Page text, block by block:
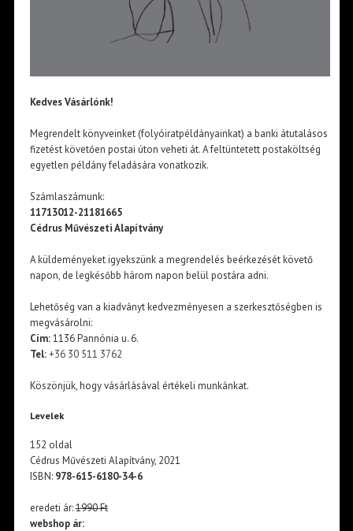
Kedves Vásárlónk!
Megrendelt könyveinket (folyóiratpéldányainkat) a banki átutalásos
fizetést követően postai úton veheti át. A feltüntetett postaköltség
egyetlen példány feladására vonatkozik.
Számlaszámunk:
11713012-21181665
Cédrus Művészeti Alapítvány
A küldeményeket igyekszünk a megrendelés beérkezését követő
napon, de legkésőbb három napon belül postára adni.
Lehetőség van a kiadványt kedvezményesen a szerkesztőségben is
megvásárolni:
Cím:1136 Pannónia u. 6.
Tel: +36 30 511 3762
Köszönjük, hogy vásárlásával értékeli munkánkat.
Levelek
152 oldal
Cédrus Művészeti Alapítvány, 2021
ISBN: 978-615-6180-34-6
eredeti ár:1990 Ft
webshop ár: